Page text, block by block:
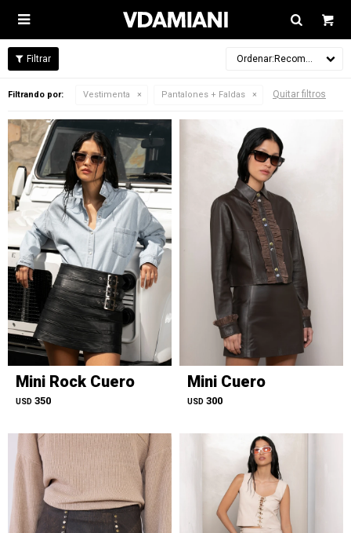

Recomendados
Filtrando por: Vestimenta Pantalones + Faldas Quitar filtros
Mini Rock Cuero
USD 350
Mini Cuero
USD 300